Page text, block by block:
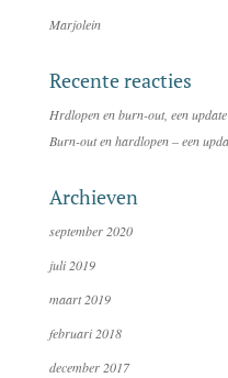
Marjolein
Recente reacties
Hrdlopen en burn-out, een
Burn-out en hardlopen – een
Archieven
september 2020
juli 2019
maart 2019
februari 2018
december 2017